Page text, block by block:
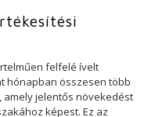
felfelé ívelt
hónapban összesen több
amely jelentős növekedést
képest. Ez az